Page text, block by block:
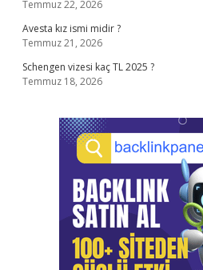
Temmuz 22, 2026
Avesta kız ismi midir ?
Temmuz 21, 2026
Schengen vizesi kaç TL 2025 ?
Temmuz 18, 2026